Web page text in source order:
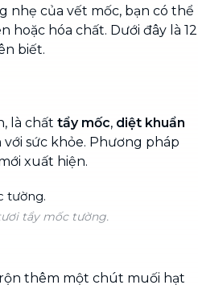
nhẹ của vết mốc, bạn có thể
hoặc hóa chất. Dưới đây là 12
biết.
là chất tẩy mốc, diệt khuẩn
sức khỏe. Phương pháp
xuất hiện.
tẩy mốc tường.
thêm một chút muối hạt